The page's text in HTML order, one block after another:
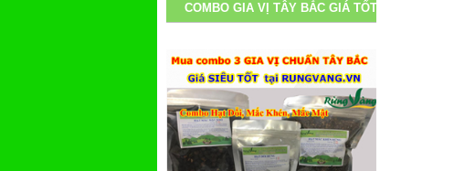
COMBO GIA VỊ TÂY BẮC GIÁ TỐT